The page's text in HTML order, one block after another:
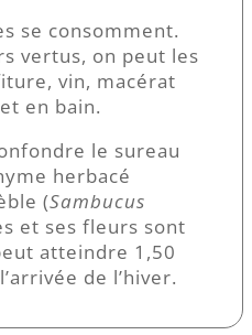
se consomment.
vertus, on peut les
vin, macérat
en bain.
le sureau
herbacé
(Sambucus
et ses fleurs sont
atteindre 1,50
de l’hiver.